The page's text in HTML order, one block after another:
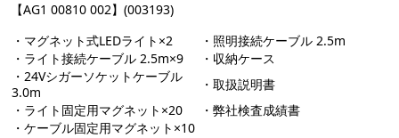
【AG1 00810 002】(003193)
・マグネット式LEDライト×2
・照明接続ケーブル 2.5m
・ライト接続ケーブル 2.5m×9
・収納ケース
・24Vシガーソケットケーブル
3.0m
・取扱説明書
・ライト固定用マグネット×20
・弊社検査成績書
・ケーブル固定用マグネット×10